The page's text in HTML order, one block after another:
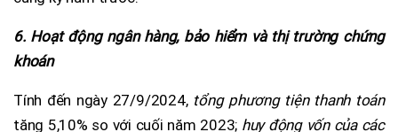
6. Hoạt động ngân hàng, bảo hiểm và thị trường chứng
khoán
Tính đến ngày 27/9/2024, tổng phương tiện thanh toán
tăng 5,10% so với cuối năm 2023; huy động vốn của các